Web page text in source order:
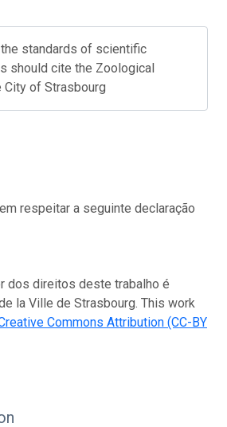
standards of scientific
should cite the Zoological
of Strasbourg
respeitar a seguinte declaração
dos direitos deste trabalho é
la Ville de Strasbourg. This work
Commons Attribution (CC-BY